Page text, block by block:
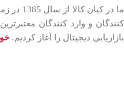
بازاریابی دیجیتال را آغاز کردیم.